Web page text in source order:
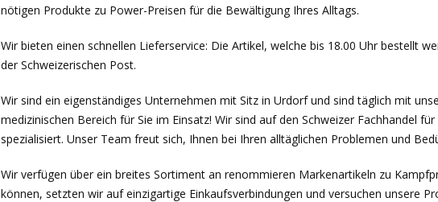
nötigen Produkte zu Power-Preisen für die Bewältigung Ihres Alltags.
Wir bieten einen schnellen Lieferservice: Die Artikel, welche bis 18.00 Uhr bestellt
der Schweizerischen Post.
Wir sind ein eigenständiges Unternehmen mit Sitz in Urdorf und sind täglich mit
medizinischen Bereich für Sie im Einsatz! Wir sind auf den Schweizer Fachhandel
spezialisiert. Unser Team freut sich, Ihnen bei Ihren alltäglichen Problemen und
Wir verfügen über ein breites Sortiment an renommieren Markenartikeln zu
können, setzten wir auf einzigartige Einkaufsverbindungen und versuchen unsere